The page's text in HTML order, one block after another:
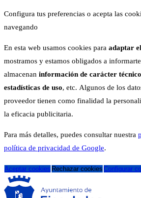
Configura tus preferencias o acepta las
navegando
En esta web usamos cookies para adaptar
mostramos y estamos obligados a
almacenan información de carácter
estadísticas de uso, etc. Algunos de los
proveedor tienen como finalidad la
la eficacia publicitaria.
Para más detalles, puedes consultar nuestra
política de privacidad de Google.
Aceptar cookies Rechazar cookies Configurar